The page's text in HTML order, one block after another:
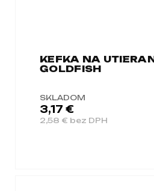
KEFKA NA
GOLDFISH
SKLADOM
2,58 € bez DPH
3,17 €